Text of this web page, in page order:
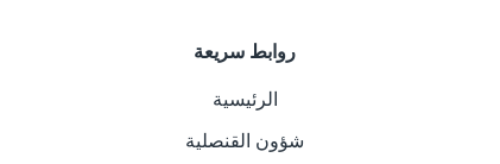
روابط سريعة
الرئيسية
شؤون القنصلية